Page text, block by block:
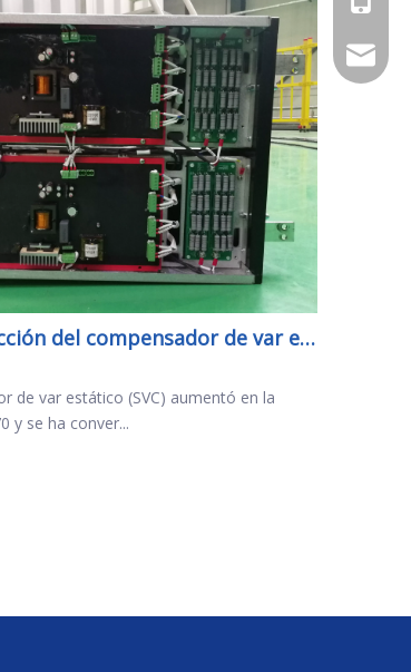
La introducción del compensador de var estático
de var estático (SVC) aumentó en la
y se ha conver...